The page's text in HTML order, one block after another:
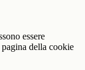
essere
della cookie